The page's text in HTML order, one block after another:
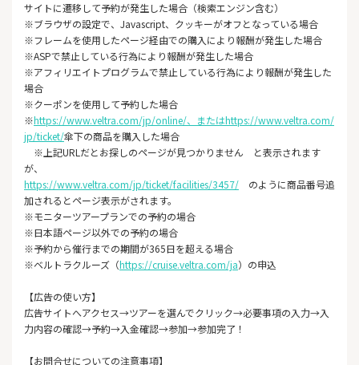
サイトに遷移して予約が発生した場合（検索エンジン含む）
※ブラウザの設定で、Javascript、クッキーがオフとなっている場合
※フレームを使用したページ経由での購入により報酬が発生した場合
※ASPで禁止している行為により報酬が発生した場合
※アフィリエイトプログラムで禁止している行為により報酬が発生した
場合
※クーポンを使用して予約した場合
※https://www.veltra.com/jp/online/、またはhttps://www.veltra.com/
jp/ticket/傘下の商品を購入した場合
※上記URLだとお探しのページが見つかりません と表示されます
が、
https://www.veltra.com/jp/ticket/facilities/3457/ のように商品番号追
加されるとページ表示がされます。
※モニターツアープランでの予約の場合
※日本語ページ以外での予約の場合
※予約から催行までの期間が365日を超える場合
※ベルトラクルーズ（https://cruise.veltra.com/ja）の申込
【広告の使い方】
広告サイトへアクセス→ツアーを選んでクリック→必要事項の入力→入
力内容の確認→予約→入金確認→参加→参加完了！
【お問合せについての注意事項】